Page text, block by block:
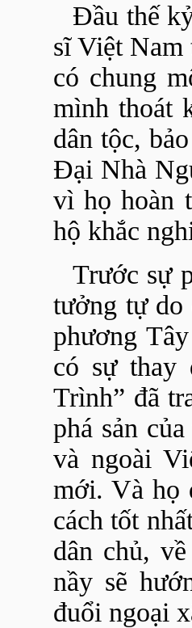
Đầu thế
sĩ Việt Nam
có chung
mình thoát
dân tộc,
Đại Nhà
vì họ hoàn
hộ khắc
Trước sự
tưởng tự do
phương
có sự thay
Trình” đã
phá sản
và ngoài
mới. Và họ
cách tốt
dân chủ,
nầy sẽ
đuổi ngoại